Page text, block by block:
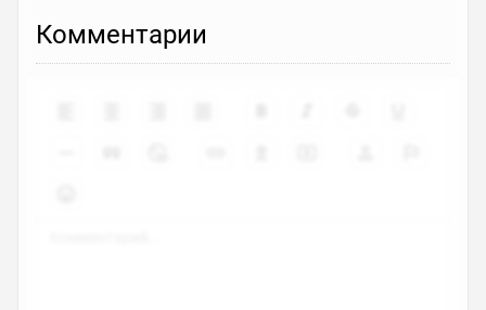
спешл 2017
Комментарии